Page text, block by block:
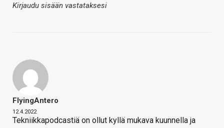
Kirjaudu sisään vastataksesi
FlyingAntero
12.4.2022
Tekniikkapodcastiä on ollut kyllä mukava kuunnella ja